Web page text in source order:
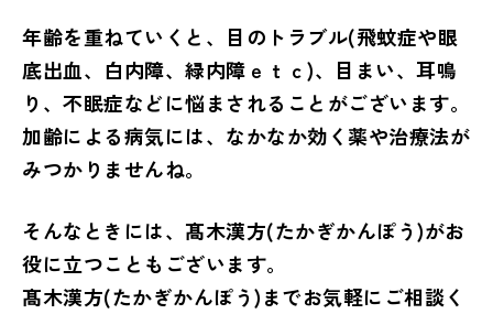
年齢を重ねていくと、目のトラブル(飛蚊症や眼
底出血、白内障、緑内障ｅｔｃ)、目まい、耳鳴
り、不眠症などに悩まされることがございます。
加齢による病気には、なかなか効く薬や治療法が
みつかりませんね。
そんなときには、髙木漢方(たかぎかんぽう)がお
役に立つこともございます。
髙木漢方(たかぎかんぽう)までお気軽にご相談く